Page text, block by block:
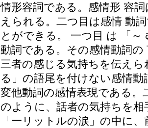
情形容詞である。感情形 容
えられる。二つ目は感情 動
とができる。 一つ目 は 「
動詞である。その感情動詞
三者の感じる気持ちを伝え
る」の語尾を付けない感情
変他動詞の感情表現である
のように、話者の気持ちを
「一リットルの涙」の中に